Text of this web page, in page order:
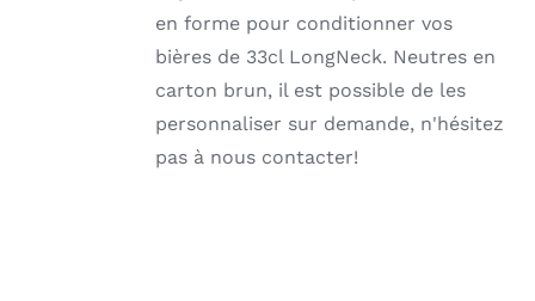
en forme pour conditionner vos
bières de 33cl LongNeck. Neutres en
carton brun, il est possible de les
personnaliser sur demande, n'hésitez
pas à nous contacter!